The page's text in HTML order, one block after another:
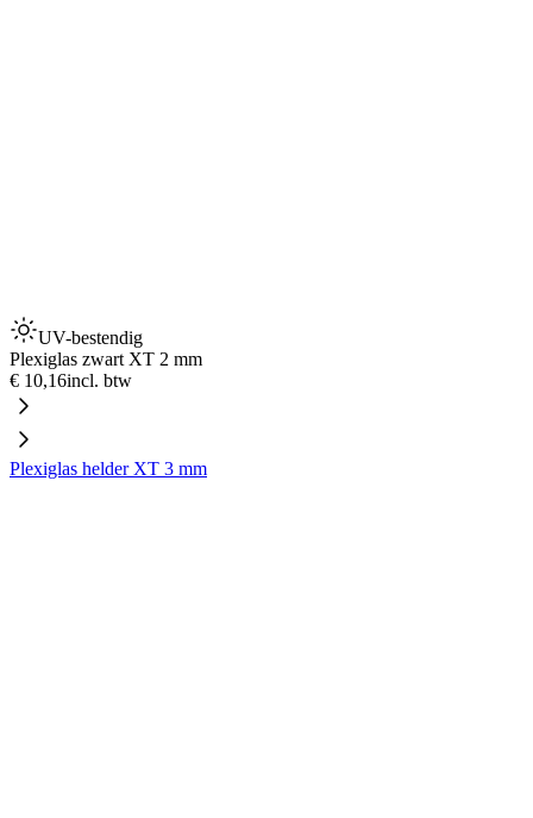
UV-bestendig
Plexiglas zwart XT 2 mm
€ 10,16incl. btw
Plexiglas helder XT 3 mm